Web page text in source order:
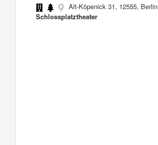
Alt-Köpenick 31, 12555, Berlin
Schlossplatztheater